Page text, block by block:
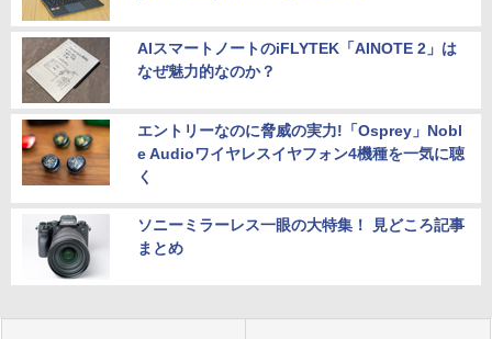
AIスマートノートのiFLYTEK「AINOTE 2」は
なぜ魅力的なのか？
エントリーなのに脅威の実力!「Osprey」Nobl
e Audioワイヤレスイヤフォン4機種を一気に聴
く
ソニーミラーレス一眼の大特集！ 見どころ記事
まとめ